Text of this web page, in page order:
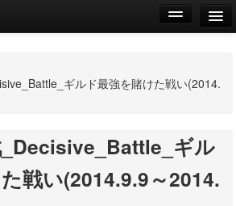
ギルド最強を賭けた戦い(2014.
ギル
戦い(2014.9.9～2014.